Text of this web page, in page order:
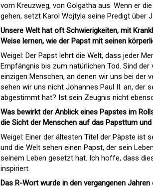
vom Kreuzweg, von Golgatha aus. Wenn er
gehen, setzt Karol Wojtyla seine Predigt über
Unsere Welt hat oft Schwierigkeiten, mit
Weise lernen, wie der Papst mit seinen
Weigel: Der Papst lehrt die Welt, dass jeder
Empfängnis bis zum natürlichen Tod. Sind
einzigen Menschen, an denen wir uns bei der
sehen wir uns nicht Johannes Paul II. an, der
abgestimmt hat? Ist sein Zeugnis nicht
Was bewirkt der Anblick eines Papstes im
die Sicht der Menschen auf das Papsttum
Weigel: Einer der ältesten Titel der Päpste ist
und die Welt sehen einen Papst, der sein
seinem Leben gesetzt hat. Ich hoffe, dass
inspiriert.
Das R-Wort wurde in den vergangenen